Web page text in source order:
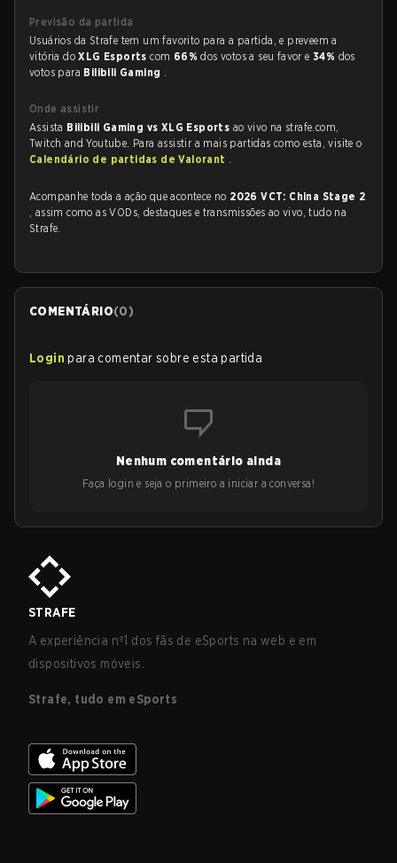
Previsão da partida
Usuários da Strafe tem um favorito para a partida, e preveem a
vitória doXLG Esportscom 66%dos votos a seu favor e34% dos
votos para Bilibili Gaming .
Onde assistir
Assista Bilibili Gaming vs XLG Esports ao vivo na strafe.com,
Twitch and Youtube. Para assistir a mais partidas como esta, visite o
Calendário de partidas de Valorant .
Acompanhe toda a ação que acontece no 2026 VCT: China Stage 2
, assim como as VODs, destaques e transmissões ao vivo, tudo na
Strafe.
COMENTÁRIO(0)
Login para comentar sobre esta partida
Nenhum comentário ainda
Faça login e seja o primeiro a iniciar a conversa!
STRAFE
A experiência nº1 dos fãs de eSports na web e em
dispositivos móveis.
Strafe, tudo em eSports